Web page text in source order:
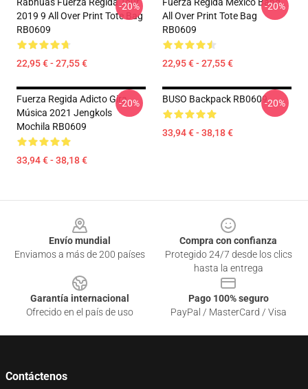
2019 9 All Over Print Tote Bag
RB0609
22,95 € - 27,55 €
-20%
All Over Print Tote Bag
RB0609
22,95 € - 27,55 €
-20%
Fuerza Regida Adicto Gira
Música 2021 Jengkols
Mochila RB0609
33,94 € - 38,18 €
-20% BUSO Backpack RB0609
33,94 € - 38,18 €
-20%
Envío mundial
Enviamos a más de 200 países
Compra con confianza
Protegido 24/7 desde los clics
hasta la entrega
Garantía internacional
Ofrecido en el país de uso
Pago 100% seguro
PayPal / MasterCard / Visa
Contáctenos